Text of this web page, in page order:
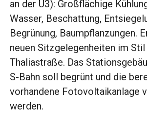
an der U3): Großflächige
Wasser, Beschattung,
Begrünung, Baum­pflanzungen.
neuen Sitzgelegenheiten im Stil
Thaliastraße. Das
S-Bahn soll begrünt und die
vorhandene Fotovoltaikanlage
werden.